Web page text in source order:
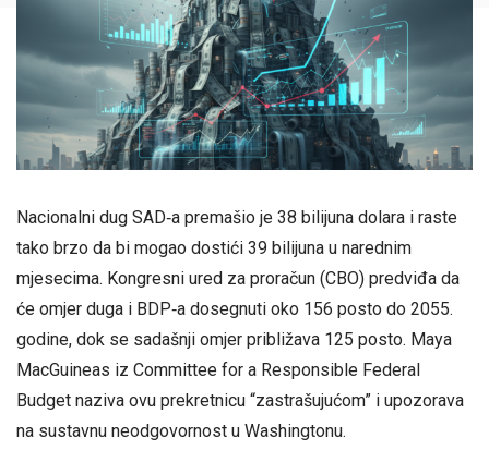
Nacionalni dug SAD‑a premašio je 38 bilijuna dolara i raste
tako brzo da bi mogao dostići 39 bilijuna u narednim
mjesecima. Kongresni ured za proračun (CBO) predviđa da
će omjer duga i BDP‑a dosegnuti oko 156 posto do 2055.
godine, dok se sadašnji omjer približava 125 posto. Maya
MacGuineas iz Committee for a Responsible Federal
Budget naziva ovu prekretnicu “zastrašujućom” i upozorava
na sustavnu neodgovornost u Washingtonu.